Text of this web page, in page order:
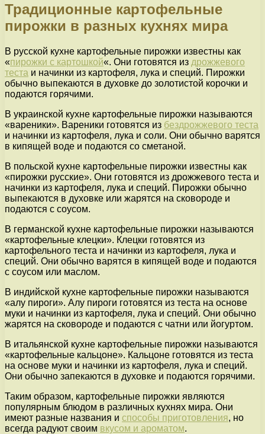
Традиционные картофельные
пирожки в разных кухнях мира
В русской кухне картофельные пирожки известны как
«пирожки с картошкой«. Они готовятся из дрожжевого
теста и начинки из картофеля, лука и специй. Пирожки
обычно выпекаются в духовке до золотистой корочки и
подаются горячими.
В украинской кухне картофельные пирожки называются
«вареники». Вареники готовятся из бездрожжевого теста
и начинки из картофеля, лука и соли. Они обычно варятся
в кипящей воде и подаются со сметаной.
В польской кухне картофельные пирожки известны как
«пирожки русские». Они готовятся из дрожжевого теста и
начинки из картофеля, лука и специй. Пирожки обычно
выпекаются в духовке или жарятся на сковороде и
подаются с соусом.
В германской кухне картофельные пирожки называются
«картофельные клецки». Клецки готовятся из
картофельного теста и начинки из картофеля, лука и
специй. Они обычно варятся в кипящей воде и подаются
с соусом или маслом.
В индийской кухне картофельные пирожки называются
«алу пироги». Алу пироги готовятся из теста на основе
муки и начинки из картофеля, лука и специй. Они обычно
жарятся на сковороде и подаются с чатни или йогуртом.
В итальянской кухне картофельные пирожки называются
«картофельные кальцоне». Кальцоне готовятся из теста
на основе муки и начинки из картофеля, лука и специй.
Они обычно запекаются в духовке и подаются горячими.
Таким образом, картофельные пирожки являются
популярным блюдом в различных кухнях мира. Они
имеют разные названия и способы приготовления, но
всегда радуют своим вкусом и ароматом.